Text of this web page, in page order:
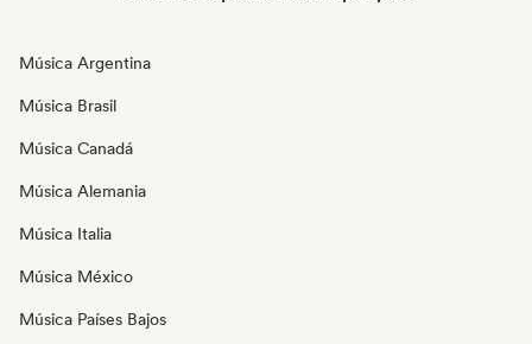
Música Argentina
Música Brasil
Música Canadá
Música Alemania
Música Italia
Música México
Música Países Bajos